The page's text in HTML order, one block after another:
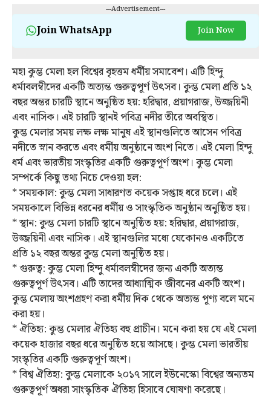
---Advertisement---
Join WhatsApp Join Now
মহা কুম্ভ মেলা হল বিশ্বের বৃহত্তম ধর্মীয় সমাবেশ। এটি হিন্দু
ধর্মাবলম্বীদের একটি অত্যন্ত গুরুত্বপূর্ণ উৎসব। কুম্ভ মেলা প্রতি ১২
বছর অন্তর চারটি স্থানে অনুষ্ঠিত হয়: হরিদ্বার, প্রয়াগরাজ, উজ্জয়িনী
এবং নাসিক। এই চারটি স্থানই পবিত্র নদীর তীরে অবস্থিত।
কুম্ভ মেলার সময় লক্ষ লক্ষ মানুষ এই স্থানগুলিতে আসেন পবিত্র
নদীতে স্নান করতে এবং ধর্মীয় অনুষ্ঠানে অংশ নিতে। এই মেলা হিন্দু
ধর্ম এবং ভারতীয় সংস্কৃতির একটি গুরুত্বপূর্ণ অংশ। কুম্ভ মেলা
সম্পর্কে কিছু তথ্য নিচে দেওয়া হল:
* সময়কাল: কুম্ভ মেলা সাধারণত কয়েক সপ্তাহ ধরে চলে। এই
সময়কালে বিভিন্ন ধরনের ধর্মীয় ও সাংস্কৃতিক অনুষ্ঠান অনুষ্ঠিত হয়।
* স্থান: কুম্ভ মেলা চারটি স্থানে অনুষ্ঠিত হয়: হরিদ্বার, প্রয়াগরাজ,
উজ্জয়িনী এবং নাসিক। এই স্থানগুলির মধ্যে যেকোনও একটিতে
প্রতি ১২ বছর অন্তর কুম্ভ মেলা অনুষ্ঠিত হয়।
* গুরুত্ব: কুম্ভ মেলা হিন্দু ধর্মাবলম্বীদের জন্য একটি অত্যন্ত
গুরুত্বপূর্ণ উৎসব। এটি তাদের আধ্যাত্মিক জীবনের একটি অংশ।
কুম্ভ মেলায় অংশগ্রহণ করা ধর্মীয় দিক থেকে অত্যন্ত পূণ্য বলে মনে
করা হয়।
* ঐতিহ্য: কুম্ভ মেলার ঐতিহ্য বহু প্রাচীন। মনে করা হয় যে এই মেলা
কয়েক হাজার বছর ধরে অনুষ্ঠিত হয়ে আসছে। কুম্ভ মেলা ভারতীয়
সংস্কৃতির একটি গুরুত্বপূর্ণ অংশ।
* বিশ্ব ঐতিহ্য: কুম্ভ মেলাকে ২০১৭ সালে ইউনেস্কো বিশ্বের অন্যতম
গুরুত্বপূর্ণ অধরা সাংস্কৃতিক ঐতিহ্য হিসাবে ঘোষণা করেছে।